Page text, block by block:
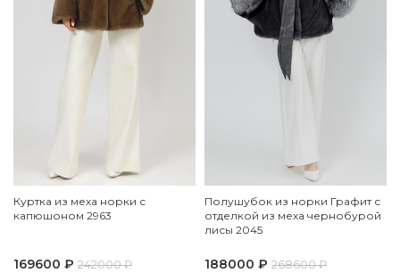
Куртка из меха норки с
капюшоном 2963
169600 ₽ 242000₽
Полушубок из норки Графит с
отделкой из меха чернобурой
лисы 2045
188000 ₽ 268600₽